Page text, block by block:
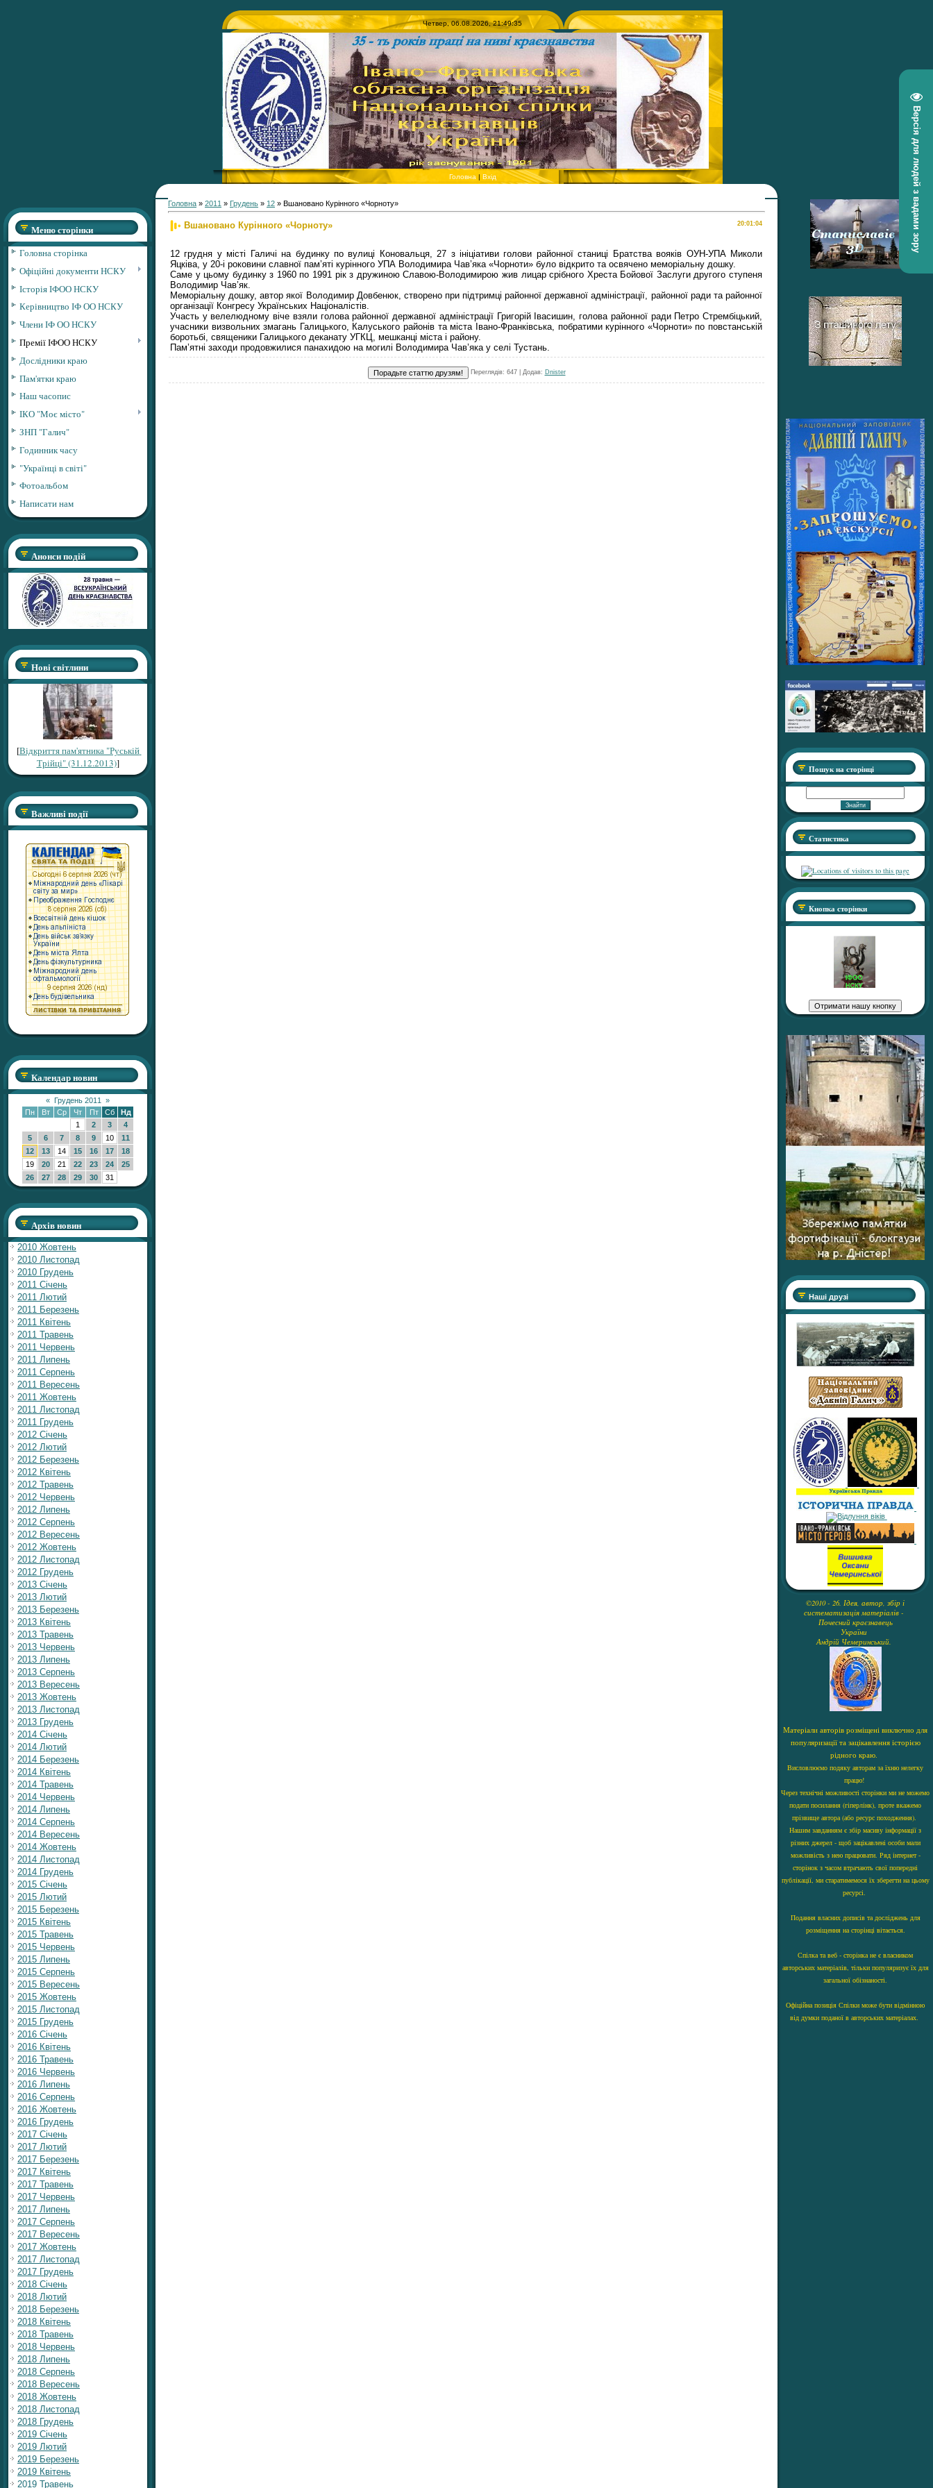
Версія для людей з вадами зору
Четвер, 06.08.2026, 21:49:35
Головна | Вхід
Меню сторінки
Головна сторінка
Офіційні документи НСКУ
Історія ІФОО НСКУ
Керівництво ІФ ОО НСКУ
Члени ІФ ОО НСКУ
Премії ІФОО НСКУ
Дослідники краю
Пам'ятки краю
Наш часопис
ІКО "Моє місто"
ЗНП "Галич"
Годинник часу
"Українці в світі"
Фотоальбом
Написати нам
Анонси подій
Нові світлини
[Відкриття пам'ятника "Руській
Трійці" (31.12.2013)]
Важливі події
Календар новин
« Грудень 2011
»
Пн
Вт Ср Чт Пт Сб
Нд
1
2 3
4
5
6 7 8 9 10
11
12
13 14 15 16 17
18
19
20 21 22 23 24
25
26
27 28 29 30 31
Архів новин
2010 Жовтень
2010 Листопад
2010 Грудень
2011 Січень
2011 Лютий
2011 Березень
2011 Квітень
2011 Травень
2011 Червень
2011 Липень
2011 Серпень
2011 Вересень
2011 Жовтень
2011 Листопад
2011 Грудень
2012 Січень
2012 Лютий
2012 Березень
2012 Квітень
2012 Травень
2012 Червень
2012 Липень
2012 Серпень
2012 Вересень
2012 Жовтень
2012 Листопад
2012 Грудень
2013 Січень
2013 Лютий
2013 Березень
2013 Квітень
2013 Травень
2013 Червень
2013 Липень
2013 Серпень
2013 Вересень
2013 Жовтень
2013 Листопад
2013 Грудень
2014 Січень
2014 Лютий
2014 Березень
2014 Квітень
2014 Травень
2014 Червень
2014 Липень
2014 Серпень
2014 Вересень
2014 Жовтень
2014 Листопад
2014 Грудень
2015 Січень
2015 Лютий
2015 Березень
2015 Квітень
2015 Травень
2015 Червень
2015 Липень
2015 Серпень
2015 Вересень
2015 Жовтень
2015 Листопад
2015 Грудень
2016 Січень
2016 Квітень
2016 Травень
2016 Червень
2016 Липень
2016 Серпень
2016 Жовтень
2016 Грудень
2017 Січень
2017 Лютий
2017 Березень
2017 Квітень
2017 Травень
2017 Червень
2017 Липень
2017 Серпень
2017 Вересень
2017 Жовтень
2017 Листопад
2017 Грудень
2018 Січень
2018 Лютий
2018 Березень
2018 Квітень
2018 Травень
2018 Червень
2018 Липень
2018 Серпень
2018 Вересень
2018 Жовтень
2018 Листопад
2018 Грудень
2019 Січень
2019 Лютий
2019 Березень
2019 Квітень
2019 Травень
Головна » 2011 » Грудень » 12 » Вшановано Курінного «Чорноту»
Вшановано Курінного «Чорноту»
12 грудня у місті Галичі на будинку по вулиці Коновальця, 27 з ініціативи голови районної станиці Братства вояків ОУН-УПА Миколи
Яцківа, у 20-і роковини славної пам’яті курінного УПА Володимира Чав’яка «Чорноти» було відкрито та освячено меморіальну дошку.
Саме у цьому будинку з 1960 по 1991 рік з дружиною Славою-Володимирою жив лицар срібного Хреста Бойової Заслуги другого ступеня
Володимир Чав’як.
Меморіальну дошку, автор якої Володимир Довбенюк, створено при підтримці районної державної адміністрації, районної ради та районної
організації Конгресу Українських Націоналістів.
Участь у велелюдному віче взяли голова районної державної адміністрації Григорій Івасишин, голова районної ради Петро Стрембіцький,
учасники визвольних змагань Галицького, Калуського районів та міста Івано-Франківська, побратими курінного «Чорноти» по повстанській
боротьбі, священики Галицького деканату УГКЦ, мешканці міста і району.
Пам’ятні заходи продовжилися панахидою на могилі Володимира Чав’яка у селі Тустань.
Переглядів: 647 | Додав: Dnister
Пошук на сторінці
Статистика
Кнопка сторінки
Наші друзі
©2010 - 26. Ідея, автор, збір і
систематизація матеріалів -
Почесний краєзнавець
України
Андрій Чемеринський.
Матеріали авторів розміщені виключно для
популяризації та зацікавлення історією
рідного краю.
Висловлюємо подяку авторам за їхню нелегку
працю!
Через технічні можливості сторінки ми не можемо
подати посилання (гіперлінк), проте вкажемо
прізвище автора (або ресурс походження).
Нашим завданням є збір масиву інформації з
різних джерел - щоб зацікавлені особи мали
можливість з нею працювати. Ряд інтернет -
сторінок з часом втрачають свої попередні
публікації, ми старатимемося їх зберегти на цьому
ресурсі.
Подання власних дописів та досліджень для
розміщення на сторінці вітається.
Спілка та веб - сторінка не є власником
авторських матеріалів, тільки популяризує їх для
загальної обізнаності.
Офіційна позиція Спілки може бути відмінною
від думки поданої в авторських матеріалах.